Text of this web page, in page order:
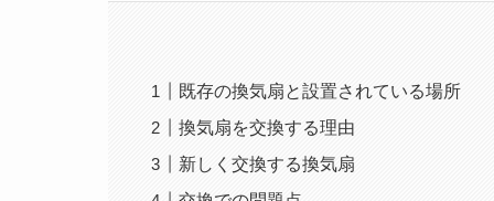
既存の換気扇と設置されている場所
換気扇を交換する理由
新しく交換する換気扇